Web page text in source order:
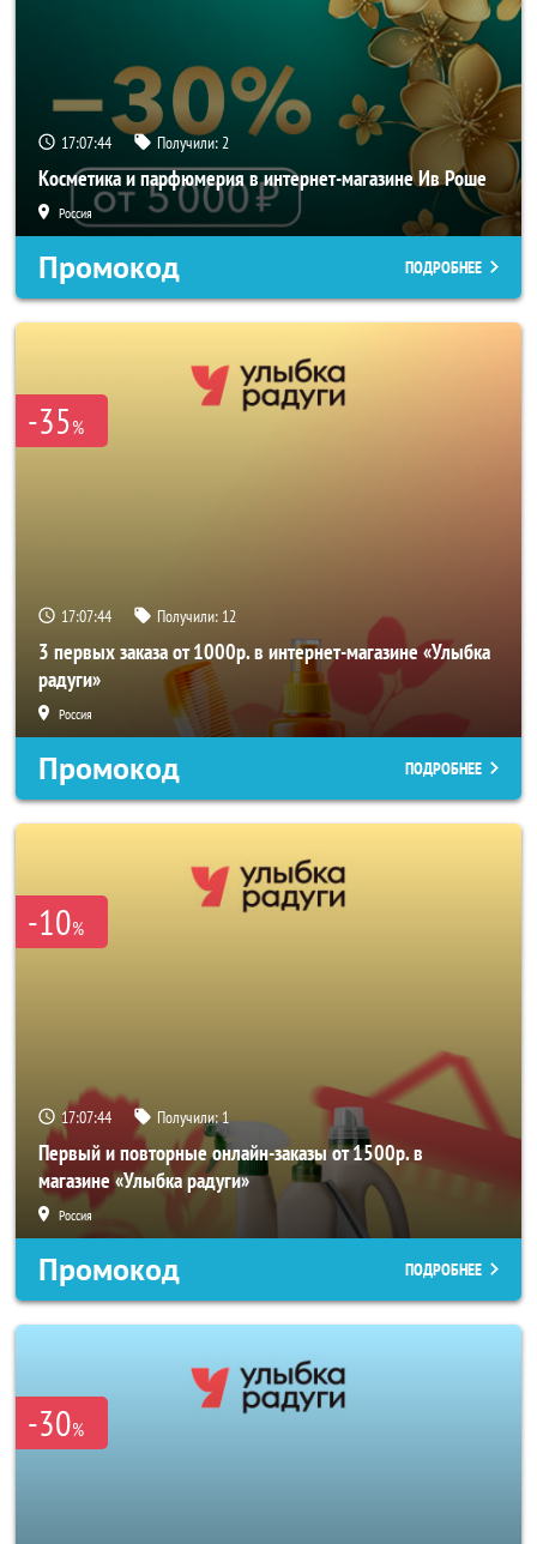
17:07:44 Получили:2
Косметика и парфюмерия в интернет-магазине Ив Роше
Россия
Промокод ПОДРОБНЕЕ
-35%
17:07:44 Получили: 12
3 первых заказа от 1000р. в интернет-магазине «Улыбка
радуги»
Россия
Промокод ПОДРОБНЕЕ
-10%
17:07:44 Получили:1
Первый и повторные онлайн-заказы от 1500р. в
магазине «Улыбка радуги»
Россия
Промокод ПОДРОБНЕЕ
-30%